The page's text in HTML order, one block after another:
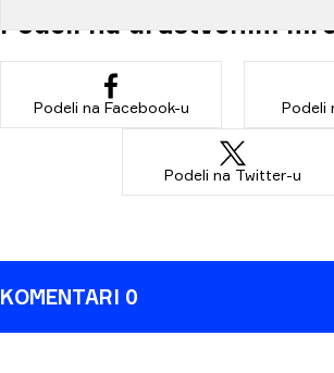
Podeli na društvenim
Podeli na Facebook-u Podeli
Podeli na Twitter-u
KOMENTARI 0